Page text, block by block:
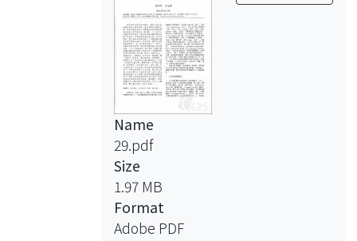
Name
29.pdf
Size
1.97 MB
Format
Adobe PDF